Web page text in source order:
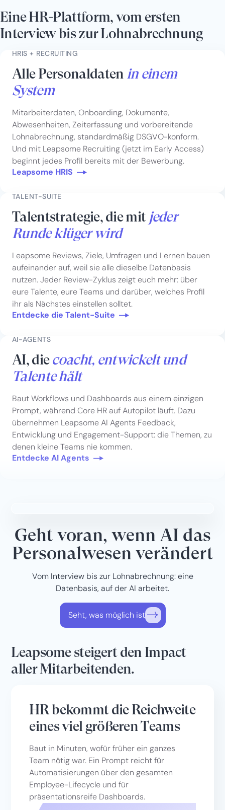
Eine HR-Plattform, vom ersten
Interview bis zur Lohnabrechnung
HRIS + RECRUITING
Alle Personaldaten in einem
System
Mitarbeiterdaten, Onboarding, Dokumente,
Abwesenheiten, Zeiterfassung und vorbereitende
Lohnabrechnung, standardmäßig DSGVO-konform.
Und mit Leapsome Recruiting (jetzt im Early Access)
beginnt jedes Profil bereits mit der Bewerbung.
Leapsome HRIS
TALENT-SUITE
Talentstrategie, die mit jeder
Runde klüger wird
Leapsome Reviews, Ziele, Umfragen und Lernen bauen
aufeinander auf, weil sie alle dieselbe Datenbasis
nutzen. Jeder Review-Zyklus zeigt euch mehr: über
eure Talente, eure Teams und darüber, welches Profil
ihr als Nächstes einstellen solltet.
Entdecke die Talent-Suite
AI-AGENTS
AI, diecoacht, entwickelt und
Talente hält
Baut Workflows und Dashboards aus einem einzigen
Prompt, während Core HR auf Autopilot läuft. Dazu
übernehmen Leapsome AI Agents Feedback,
Entwicklung und Engagement-Support: die Themen, zu
denen kleine Teams nie kommen.
Entdecke AI Agents
Geht voran, wenn AI das
Personalwesen verändert
Vom Interview bis zur Lohnabrechnung: eine
Datenbasis, auf der AI arbeitet.
Seht, was möglich ist
Leapsome steigert den Impact
aller Mitarbeitenden.
HR bekommt die Reichweite
eines viel größeren Teams
Baut in Minuten, wofür früher ein ganzes
Team nötig war. Ein Prompt reicht für
Automatisierungen über den gesamten
Employee-Lifecycle und für
präsentationsreife Dashboards.